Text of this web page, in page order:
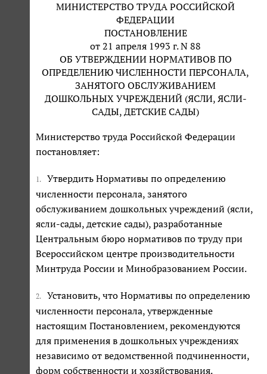
МИНИСТЕРСТВО ТРУДА РОССИЙСКОЙ
ФЕДЕРАЦИИ
ПОСТАНОВЛЕНИЕ
от 21 апреля 1993 г. N 88
ОБ УТВЕРЖДЕНИИ НОРМАТИВОВ ПО
ОПРЕДЕЛЕНИЮ ЧИСЛЕННОСТИ ПЕРСОНАЛА,
ЗАНЯТОГО ОБСЛУЖИВАНИЕМ
ДОШКОЛЬНЫХ УЧРЕЖДЕНИЙ (ЯСЛИ, ЯСЛИ-
САДЫ, ДЕТСКИЕ САДЫ)
Министерство труда Российской Федерации
постановляет:
1.
Утвердить Нормативы по определению
численности персонала, занятого
обслуживанием дошкольных учреждений (ясли,
ясли-сады, детские сады), разработанные
Центральным бюро нормативов по труду при
Всероссийском центре производительности
Минтруда России и Минобразованием России.
2.
Установить, что Нормативы по определению
численности персонала, утвержденные
настоящим Постановлением, рекомендуются
для применения в дошкольных учреждениях
независимо от ведомственной подчиненности,
форм собственности и хозяйствования.